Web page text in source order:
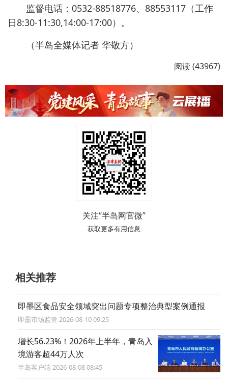
监督电话：0532-88518776、88553117（工作
日8:30-11:30,14:00-17:00）。
（半岛全媒体记者 华敬方）
阅读 (43967)
关注“半岛网官微”
获取更多有用信息
相关推荐
即墨区食品安全领域突出问题专项整治典型案例通报
即墨市场监管 2026-08-10 09:25
增长56.23%！2026年上半年，青岛入
境游客超44万人次
半岛客户端 2026-08-08 08:45